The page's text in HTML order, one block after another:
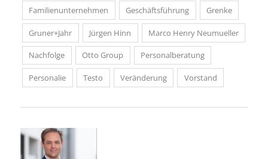
Familienunternehmen Geschäftsführung Grenke
Gruner+Jahr Jürgen Hinn Marco Henry Neumueller
Nachfolge Otto Group Personalberatung
Personalie Testo Veränderung Vorstand